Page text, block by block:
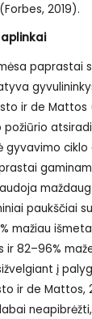
2019).
aplinkai
paprastai
ir de Mattos
gyvavimo
paukščiai
mažiau išmeta
ir 82–96%
į
ir de Mattos,